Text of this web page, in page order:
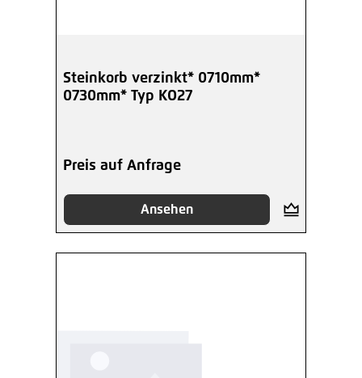
Steinkorb verzinkt* 0710mm*
0730mm* Typ KO27
Preis auf Anfrage
Ansehen